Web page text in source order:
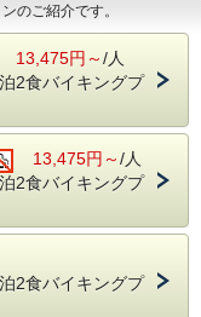
のご紹介です。
13,475円～/人
2食バイキングプ
13,475円～/人
2食バイキングプ
2食バイキングプ